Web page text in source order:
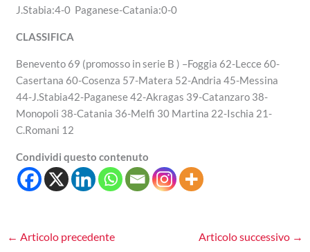
J.Stabia:4-0 Paganese-Catania:0-0
CLASSIFICA
Benevento 69 (promosso in serie B ) –Foggia 62-Lecce 60-
Casertana 60-Cosenza 57-Matera 52-Andria 45-Messina
44-J.Stabia42-Paganese 42-Akragas 39-Catanzaro 38-
Monopoli 38-Catania 36-Melfi 30 Martina 22-Ischia 21-
C.Romani 12
Condividi questo contenuto
← Articolo precedente Articolo successivo →